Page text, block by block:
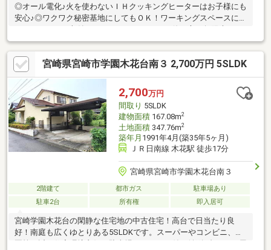
◎オール電化♪火を使わないＩＨクッキングヒーターはお子様にも
安心♪◎ワクワク秘密基地にしてもＯＫ！ワーキングスペースにし
フトがある新生活で楽しい時間を過ごせます！◎お友達をたくさ
ん呼べるゆとりの駐車スペース！運転が苦手なあなたも安心して
駐車出来ます！◎バルコニー付き☆ガーデニングやバーベキュー
はもちろん、テーブルとイスをおいて特別空間を演出しても素敵
です！
宮崎県宮崎市学園木花台南３ 2,700万円 5SLDK
2,700万円
間取り 5SLDK
建物面積167.08m2
土地面積347.76m2
築年月 1991年4月(築35年5ヶ月)
ＪＲ日南線 木花駅 徒歩17分
宮崎県宮崎市学園木花台南３
2階建て 都市ガス
駐車場あり
駐車2台
所有権 即入居可
宮崎学園木花台の閑静な住宅地の中古住宅！高台で日当たり良
好！南庭も広くゆとりある5SLDKです。スーパーやコンビニ、公